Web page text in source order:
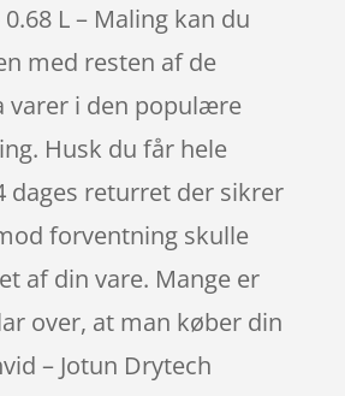
L – Maling kan du
med resten af de
i den populære
Husk du får hele
dages returret der sikrer
forventning skulle
af din vare. Mange er
over, at man køber din
– Jotun Drytech